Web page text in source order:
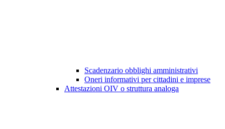
Scadenzario obblighi amministrativi
Oneri informativi per cittadini e imprese
Attestazioni OIV o struttura analoga